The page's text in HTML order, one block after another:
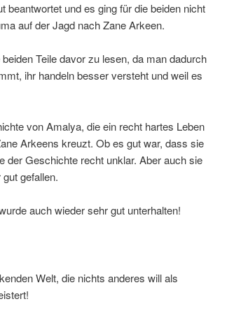
und es ging für die beiden nicht
auf der Jagd nach Zane Arkeen.
Teile davor zu lesen, da man dadurch
ihr handeln besser versteht und weil es
von Amalya, die ein recht hartes Leben
Arkeens kreuzt. Ob es gut war, dass sie
der Geschichte recht unklar. Aber auch sie
gefallen.
auch wieder sehr gut unterhalten!
Welt, die nichts anderes will als